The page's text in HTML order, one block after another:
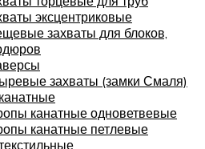
эксцентриковые
захваты для блоков,
захваты (замки Смаля)
канатные одноветвевые
канатные петлевые